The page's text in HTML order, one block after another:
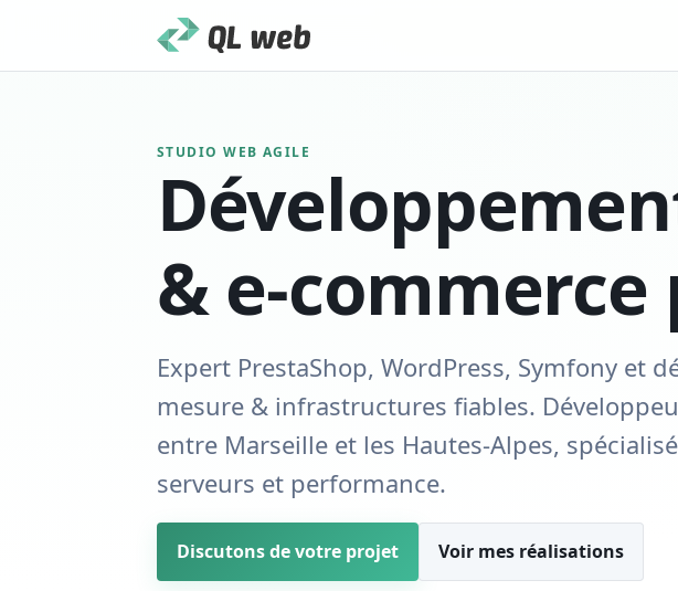
STUDIO WEB AGILE
& e-
Expert PrestaShop, WordPress, Symfony et
mesure & infrastructures fiables.
entre Marseille et les Hautes-Alpes,
serveurs et performance.
Discutons de votre projet Voir mes réalisations